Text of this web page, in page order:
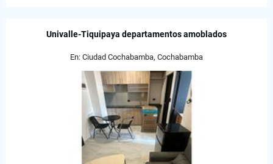
Univalle-Tiquipaya departamentos amoblados
En: Ciudad Cochabamba, Cochabamba